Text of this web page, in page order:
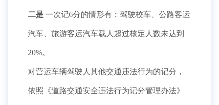
二是 一次记6分的情形有：驾驶校车、公路客运
汽车、旅游客运汽车载人超过核定人数未达到
20%。
对营运车辆驾驶人其他交通违法行为的记分，
依照《道路交通安全违法行为记分管理办法》